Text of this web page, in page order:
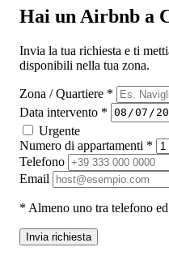
Hai un Airbnb a
Invia la tua richiesta e ti
disponibili nella tua zona.
Zona / Quartiere *
Data intervento *
Urgente
Numero di appartamenti *
Telefono
Email
* Almeno uno tra telefono
Invia richiesta